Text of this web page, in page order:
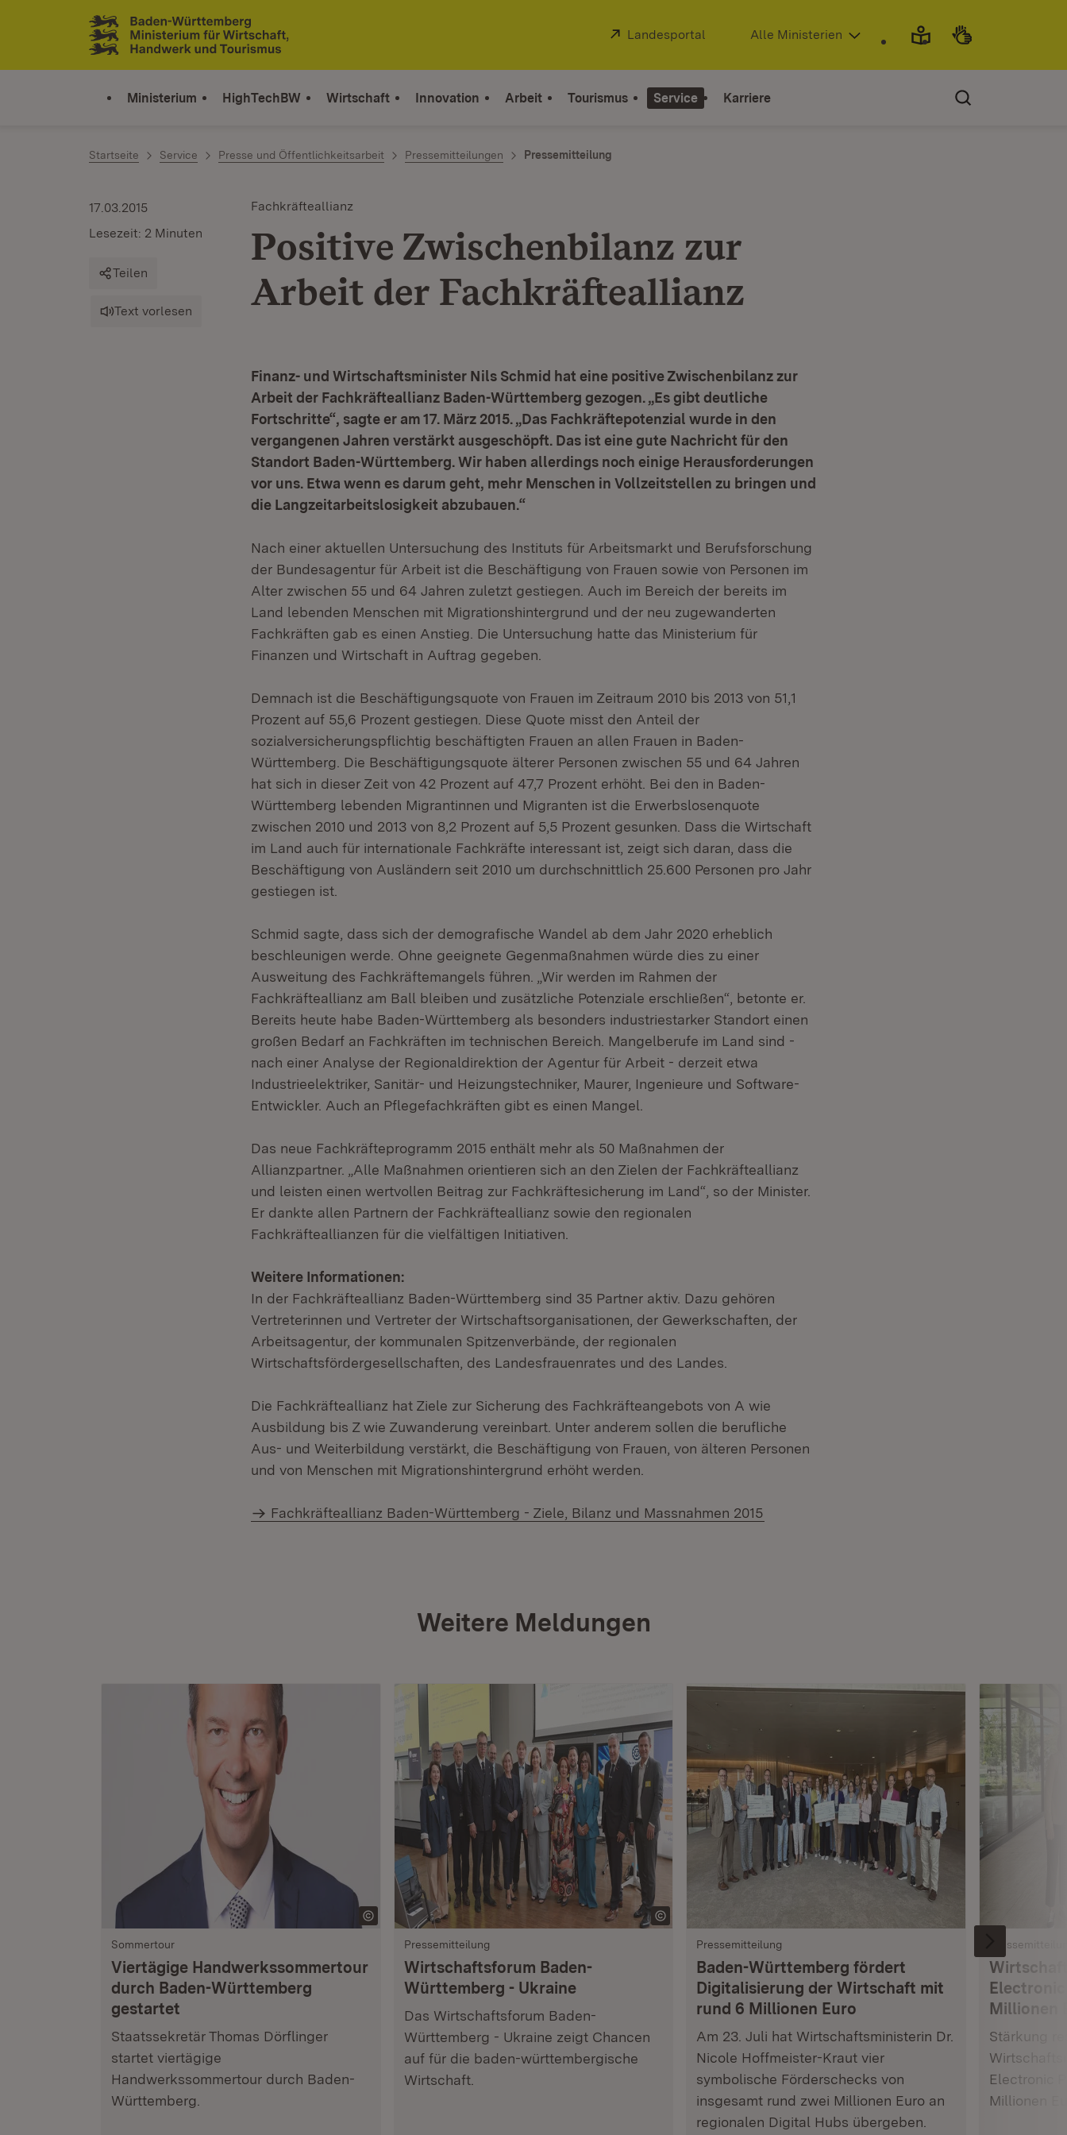
Zum Inhalt springen
Link zur Startseite
Extern:
Landesportal (Öffnet in neuem Fenster)
Alle Ministerien
Ministerium HighTechBW Wirtschaft Innovation Arbeit Tourismus Service Karriere
Startseite Service Presse und Öffentlichkeitsarbeit Pressemitteilungen Pressemitteilung
Fachkräfteallianz
Positive Zwischenbilanz zur
Arbeit der Fachkräfteallianz
17.03.2015
Lesezeit: 2 Minuten
Teilen
Text vorlesen
Finanz- und Wirtschaftsminister Nils Schmid hat eine positive Zwischenbilanz zur
Arbeit der Fachkräfteallianz Baden-Württemberg gezogen. „Es gibt deutliche
Fortschritte“, sagte er am 17. März 2015. „Das Fachkräftepotenzial wurde in den
vergangenen Jahren verstärkt ausgeschöpft. Das ist eine gute Nachricht für den
Standort Baden-Württemberg. Wir haben allerdings noch einige Herausforderungen
vor uns. Etwa wenn es darum geht, mehr Menschen in Vollzeitstellen zu bringen und
die Langzeitarbeitslosigkeit abzubauen.“
Nach einer aktuellen Untersuchung des Instituts für Arbeitsmarkt und Berufsforschung
der Bundesagentur für Arbeit ist die Beschäftigung von Frauen sowie von Personen im
Alter zwischen 55 und 64 Jahren zuletzt gestiegen. Auch im Bereich der bereits im
Land lebenden Menschen mit Migrationshintergrund und der neu zugewanderten
Fachkräften gab es einen Anstieg. Die Untersuchung hatte das Ministerium für
Finanzen und Wirtschaft in Auftrag gegeben.
Demnach ist die Beschäftigungsquote von Frauen im Zeitraum 2010 bis 2013 von 51,1
Prozent auf 55,6 Prozent gestiegen. Diese Quote misst den Anteil der
sozialversicherungspflichtig beschäftigten Frauen an allen Frauen in Baden-
Württemberg. Die Beschäftigungsquote älterer Personen zwischen 55 und 64 Jahren
hat sich in dieser Zeit von 42 Prozent auf 47,7 Prozent erhöht. Bei den in Baden-
Württemberg lebenden Migrantinnen und Migranten ist die Erwerbslosenquote
zwischen 2010 und 2013 von 8,2 Prozent auf 5,5 Prozent gesunken. Dass die Wirtschaft
im Land auch für internationale Fachkräfte interessant ist, zeigt sich daran, dass die
Beschäftigung von Ausländern seit 2010 um durchschnittlich 25.600 Personen pro Jahr
gestiegen ist.
Schmid sagte, dass sich der demografische Wandel ab dem Jahr 2020 erheblich
beschleunigen werde. Ohne geeignete Gegenmaßnahmen würde dies zu einer
Ausweitung des Fachkräftemangels führen. „Wir werden im Rahmen der
Fachkräfteallianz am Ball bleiben und zusätzliche Potenziale erschließen“, betonte er.
Bereits heute habe Baden-Württemberg als besonders industriestarker Standort einen
großen Bedarf an Fachkräften im technischen Bereich. Mangelberufe im Land sind -
nach einer Analyse der Regionaldirektion der Agentur für Arbeit - derzeit etwa
Industrieelektriker, Sanitär- und Heizungstechniker, Maurer, Ingenieure und Software-
Entwickler. Auch an Pflegefachkräften gibt es einen Mangel.
Das neue Fachkräfteprogramm 2015 enthält mehr als 50 Maßnahmen der
Allianzpartner. „Alle Maßnahmen orientieren sich an den Zielen der Fachkräfteallianz
und leisten einen wertvollen Beitrag zur Fachkräftesicherung im Land“, so der Minister.
Er dankte allen Partnern der Fachkräfteallianz sowie den regionalen
Fachkräfteallianzen für die vielfältigen Initiativen.
Weitere Informationen:
In der Fachkräfteallianz Baden-Württemberg sind 35 Partner aktiv. Dazu gehören
Vertreterinnen und Vertreter der Wirtschaftsorganisationen, der Gewerkschaften, der
Arbeitsagentur, der kommunalen Spitzenverbände, der regionalen
Wirtschaftsfördergesellschaften, des Landesfrauenrates und des Landes.
Die Fachkräfteallianz hat Ziele zur Sicherung des Fachkräfteangebots von A wie
Ausbildung bis Z wie Zuwanderung vereinbart. Unter anderem sollen die berufliche
Aus- und Weiterbildung verstärkt, die Beschäftigung von Frauen, von älteren Personen
und von Menschen mit Migrationshintergrund erhöht werden.
Fachkräfteallianz Baden-Württemberg - Ziele, Bilanz und Massnahmen 2015
Weitere Meldungen
Sommertour
Viertägige Handwerkssommertour
durch Baden-Württemberg
gestartet
Staatssekretär Thomas Dörflinger
startet viertägige
Handwerkssommertour durch Baden-
Württemberg.
Pressemitteilung
Wirtschaftsforum Baden-
Württemberg - Ukraine
Das Wirtschaftsforum Baden-
Württemberg - Ukraine zeigt Chancen
auf für die baden-württembergische
Wirtschaft.
Pressemitteilung
Baden-Württemberg fördert
Digitalisierung der Wirtschaft mit
rund 6 Millionen Euro
Am 23. Juli hat Wirtschaftsministerin Dr.
Nicole Hoffmeister-Kraut vier
symbolische Förderschecks von
insgesamt rund zwei Millionen Euro an
regionalen Digital Hubs übergeben.
Millionen
Stärkung
Electronic
Millionen